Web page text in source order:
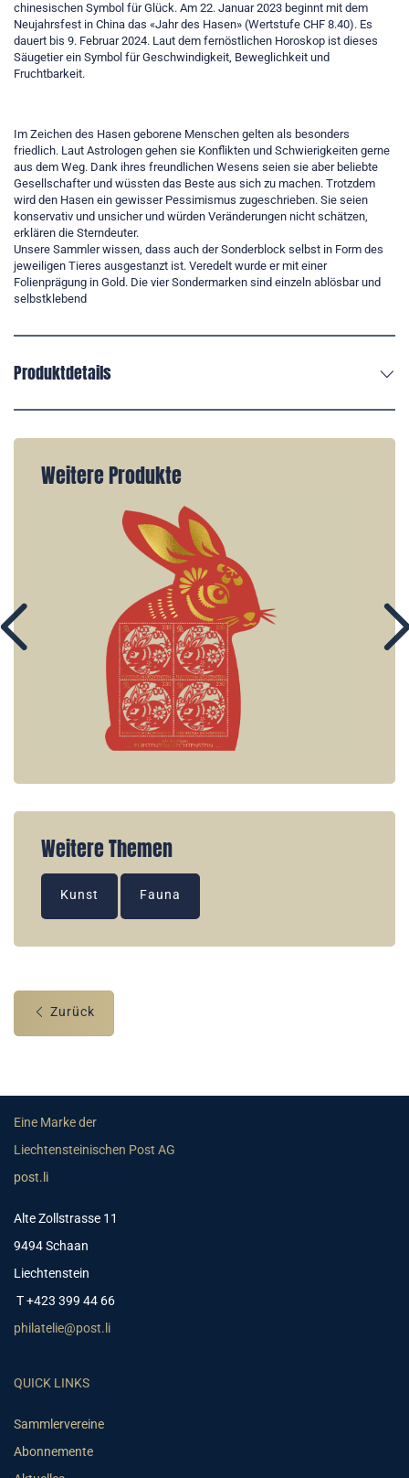
chinesischen Symbol für Glück. Am 22. Januar 2023 beginnt mit dem
Neujahrsfest in China das «Jahr des Hasen» (Wertstufe CHF 8.40). Es
dauert bis 9. Februar 2024. Laut dem fernöstlichen Horoskop ist dieses
Säugetier ein Symbol für Geschwindigkeit, Beweglichkeit und
Fruchtbarkeit.
Im Zeichen des Hasen geborene Menschen gelten als besonders
friedlich. Laut Astrologen gehen sie Konflikten und Schwierigkeiten gerne
aus dem Weg. Dank ihres freundlichen Wesens seien sie aber beliebte
Gesellschafter und wüssten das Beste aus sich zu machen. Trotzdem
wird den Hasen ein gewisser Pessimismus zugeschrieben. Sie seien
konservativ und unsicher und würden Veränderungen nicht schätzen,
erklären die Sterndeuter.
Unsere Sammler wissen, dass auch der Sonderblock selbst in Form des
jeweiligen Tieres ausgestanzt ist. Veredelt wurde er mit einer
Folienprägung in Gold. Die vier Sondermarken sind einzeln ablösbar und
selbstklebend
Produktdetails
Weitere Produkte
Weitere Themen
Kunst Fauna
Zurück
Eine Marke der
Liechtensteinischen Post AG
post.li
Alte Zollstrasse 11
9494 Schaan
Liechtenstein
T +423 399 44 66
philatelie@post.li
QUICK LINKS
Sammlervereine
Abonnemente